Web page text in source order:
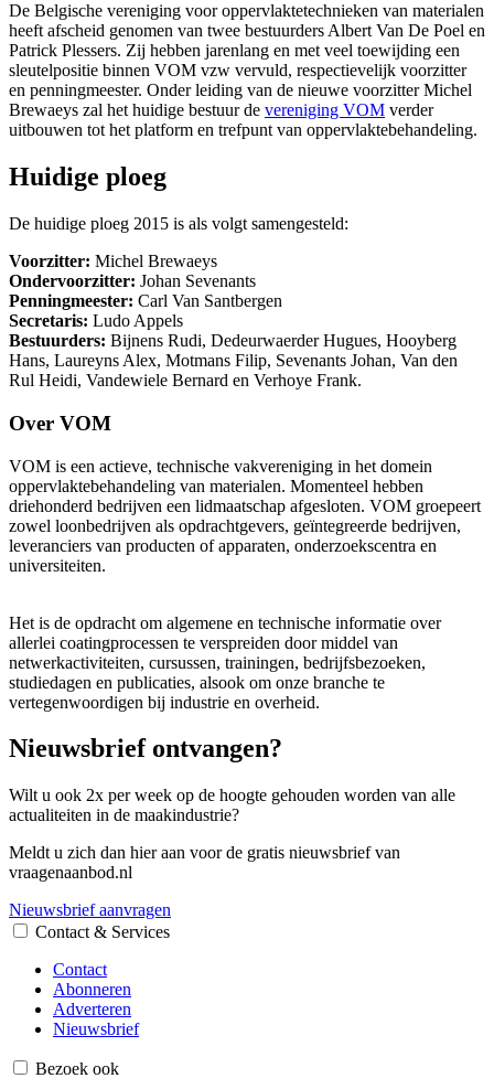
De Belgische vereniging voor oppervlaktetechnieken van materialen
heeft afscheid genomen van twee bestuurders Albert Van De Poel en
Patrick Plessers. Zij hebben jarenlang en met veel toewijding een
sleutelpositie binnen VOM vzw vervuld, respectievelijk voorzitter
en penningmeester. Onder leiding van de nieuwe voorzitter Michel
Brewaeys zal het huidige bestuur de vereniging VOM verder
uitbouwen tot het platform en trefpunt van oppervlaktebehandeling.
Huidige ploeg
De huidige ploeg 2015 is als volgt samengesteld:
Voorzitter: Michel Brewaeys
Ondervoorzitter: Johan Sevenants
Penningmeester: Carl Van Santbergen
Secretaris: Ludo Appels
Bestuurders: Bijnens Rudi, Dedeurwaerder Hugues, Hooyberg
Hans, Laureyns Alex, Motmans Filip, Sevenants Johan, Van den
Rul Heidi, Vandewiele Bernard en Verhoye Frank.
Over VOM
VOM is een actieve, technische vakvereniging in het domein
oppervlaktebehandeling van materialen. Momenteel hebben
driehonderd bedrijven een lidmaatschap afgesloten. VOM groepeert
zowel loonbedrijven als opdrachtgevers, geïntegreerde bedrijven,
leveranciers van producten of apparaten, onderzoekscentra en
universiteiten.
Het is de opdracht om algemene en technische informatie over
allerlei coatingprocessen te verspreiden door middel van
netwerkactiviteiten, cursussen, trainingen, bedrijfsbezoeken,
studiedagen en publicaties, alsook om onze branche te
vertegenwoordigen bij industrie en overheid.
Nieuwsbrief ontvangen?
Wilt u ook 2x per week op de hoogte gehouden worden van alle
actualiteiten in de maakindustrie?
Meldt u zich dan hier aan voor de gratis nieuwsbrief van
vraagenaanbod.nl
Nieuwsbrief aanvragen
Contact & Services
Contact
Abonneren
Adverteren
Nieuwsbrief
Bezoek ook